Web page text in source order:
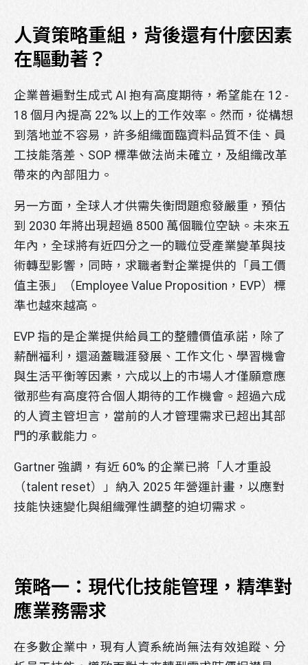
人資策略重組，背後還有什麼因素
在驅動著？
企業普遍對生成式 AI 抱有高度期待，希望能在 12 -
18 個月內提高 22% 以上的工作效率。然而，從構想
到落地並不容易，許多組織面臨資料品質不佳、員
工技能落差、SOP 標準做法尚未確立，及組織改革
帶來的內部阻力。
另一方面，全球人才供需失衡問題愈發嚴重，預估
到 2030 年將出現超過 8500 萬個職位空缺。未來五
年內，全球將有近四分之一的職位受產業變革與技
術轉型影響，同時，求職者對企業提供的「員工價
值主張」（Employee Value Proposition，EVP）標
準也越來越高。
EVP 指的是企業提供給員工的整體價值承諾，除了
薪酬福利，還涵蓋職涯發展、工作文化、學習機會
與生活平衡等因素，六成以上的市場人才僅願意應
徵那些有高度符合個人期待的工作機會。超過六成
的人資主管坦言，當前的人才管理需求已超出其部
門的承載能力。
Gartner 強調，有近 60% 的企業已將「人才重設
（talent reset）」納入 2025 年營運計畫，以應對
技能快速變化與組織彈性調整的迫切需求。
策略一：現代化技能管理，精準對
應業務需求
在多數企業中，現有人資系統尚無法有效追蹤、分
再掃描此行動條碼。